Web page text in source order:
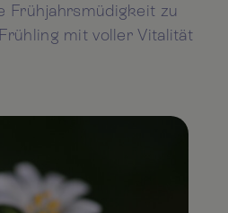
Frühjahrsmüdigkeit zu
mit voller Vitalität